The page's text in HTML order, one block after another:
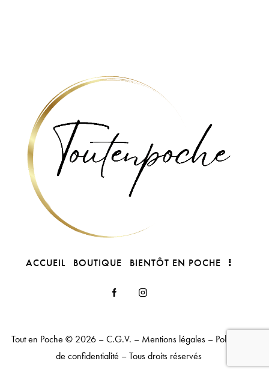
ACCUEIL BOUTIQUE BIENTÔT EN POCHE
Tout en Poche © 2026 –C.G.V. – Mentions légales – Politique
de confidentialité – Tous droits réservés